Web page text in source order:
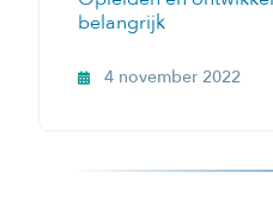
belangrijk
4 november 2022